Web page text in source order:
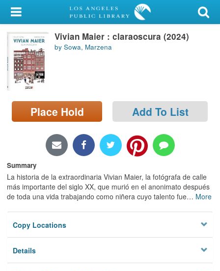
My Account
Library Card
Sign In
Search
Locations/Hours (external
page)
Vivian Maier : claraoscura (2024)
by Sowa, Marzena
Place Hold Add To List
Summary
La historia de la extraordinaria Vivian Maier, la fotógrafa de calle
más importante del siglo XX, que murió en el anonimato después
de toda una vida trabajando como niñera cuyo talento fue… More
Copy Locations
Details